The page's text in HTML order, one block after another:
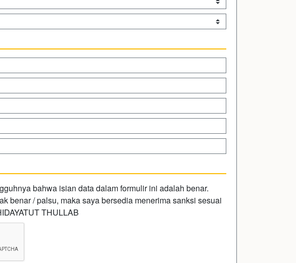
bahwa isian data dalam formulir ini adalah benar.
benar / palsu, maka saya bersedia menerima sanksi sesuai
THULLAB